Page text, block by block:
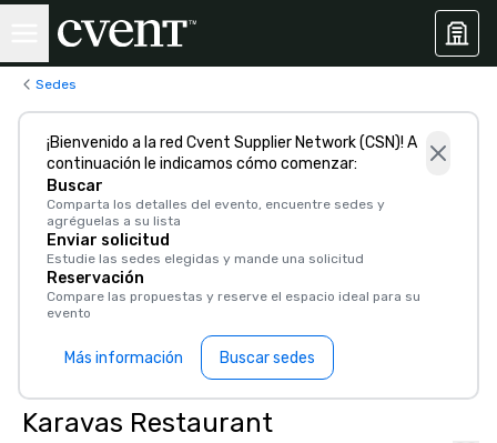
Sedes
¡Bienvenido a la red Cvent Supplier Network (CSN)! A
continuación le indicamos cómo comenzar:
Buscar
Comparta los detalles del evento, encuentre sedes y
agréguelas a su lista
Enviar solicitud
Estudie las sedes elegidas y mande una solicitud
Reservación
Compare las propuestas y reserve el espacio ideal para su
evento
Más información Buscar sedes
Karavas Restaurant